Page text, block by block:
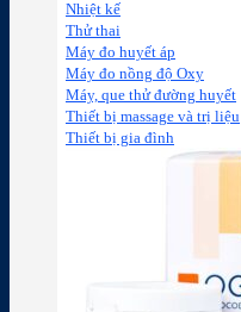
Nhiệt kế
Thử thai
Máy đo huyết áp
Máy đo nồng độ Oxy
Máy, que thử đường huyết
Thiết bị massage và trị liệu
Thiết bị gia đình